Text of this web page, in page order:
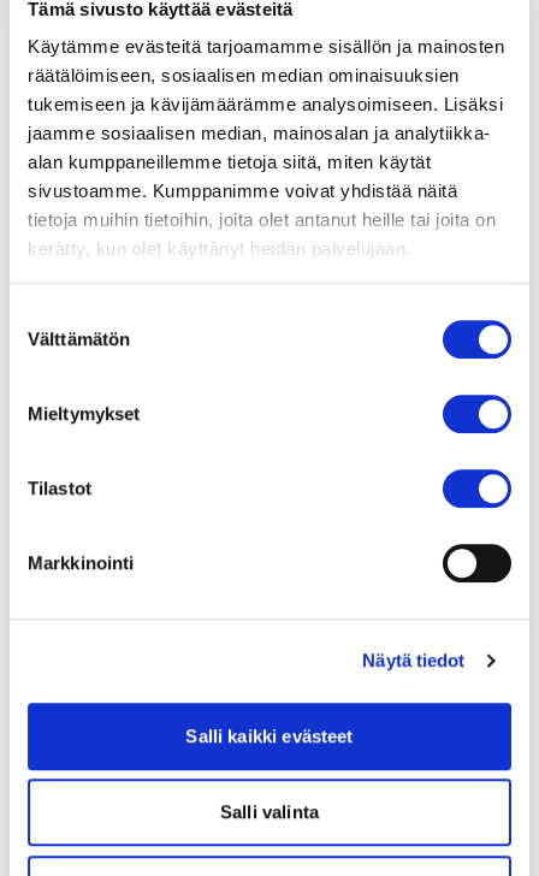
Tämä sivusto käyttää evästeitä
Käytämme evästeitä tarjoamamme sisällön ja mainosten
räätälöimiseen, sosiaalisen median ominaisuuksien
tukemiseen ja kävijämäärämme analysoimiseen. Lisäksi
jaamme sosiaalisen median, mainosalan ja analytiikka-
alan kumppaneillemme tietoja siitä, miten käytät
sivustoamme. Kumppanimme voivat yhdistää näitä
tietoja muihin tietoihin, joita olet antanut heille tai joita on
kerätty, kun olet käyttänyt heidän palvelujaan.
valinta
Välttämätön
Mieltymykset
Tilastot
Markkinointi
Näytä tiedot
Salli kaikki evästeet
Salli valinta
Puh. 050 573 6875 (ajanvaraus)
Fysioterapia sydänsairastuneelle
hengitystoimintojen arviointi ja testaus sekä
liikuntaohjaus ja -neuvonta mm. seuraavissa
tilanteissa: